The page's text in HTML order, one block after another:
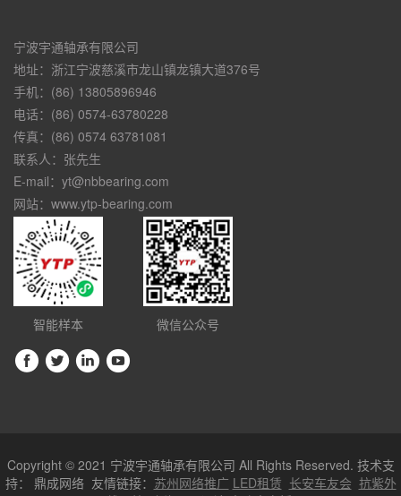
宁波宇通轴承有限公司
地址：浙江宁波慈溪市龙山镇龙镇大道376号
手机：(86) 13805896946
电话：(86) 0574-63780228
传真：(86) 0574 63781081
联系人：张先生
E-mail：yt@nbbearing.com
网站：www.ytp-bearing.com
智能样本 微信公众号
Copyright © 2021 宁波宇通轴承有限公司 All Rights Reserved. 技术支
持： 鼎成网络友情链接： 苏州网络推广 LED租赁 长安车友会 抗紫外